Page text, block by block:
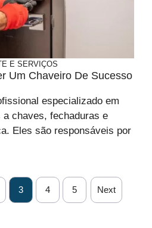
E SERVIÇOS
Um Chaveiro De Sucesso
especializado em
chaves, fechaduras e
Eles são responsáveis por
3 4 5 Next